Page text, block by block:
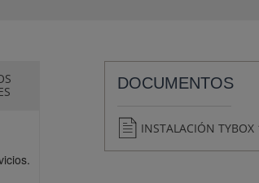
DOCUMENTOS
INSTALACIÓN TYBOX